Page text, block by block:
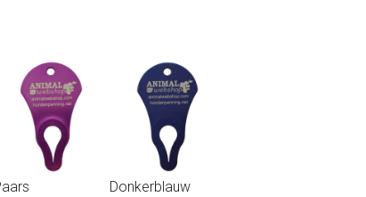
Donkerblauw